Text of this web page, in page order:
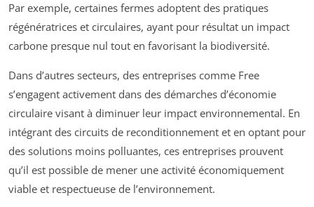
Par exemple, certaines fermes adoptent des pratiques
régénératrices et circulaires, ayant pour résultat un impact
carbone presque nul tout en favorisant la biodiversité.
Dans d’autres secteurs, des entreprises comme Free
s’engagent activement dans des démarches d’économie
circulaire visant à diminuer leur impact environnemental. En
intégrant des circuits de reconditionnement et en optant pour
des solutions moins polluantes, ces entreprises prouvent
qu’il est possible de mener une activité économiquement
viable et respectueuse de l’environnement.